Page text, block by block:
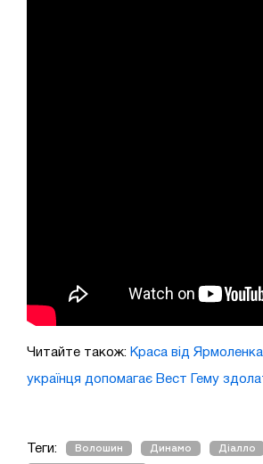
Читайте також: Краса від
українця допомагає Вест Гему
Теги: Волошин Динамо Діалло